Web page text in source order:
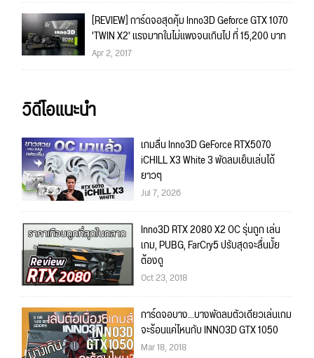
[REVIEW] การ์ดจอสุดคุ้ม Inno3D Geforce GTX 1070
'TWIN X2' แรงมากในไม่แพงจนเกินไป ที่ 15,200 บาท
Apr 2, 2017
วิดีโอแนะนำ
เกมลื่น Inno3D GeForce RTX5070
iCHILL X3 White 3 พัดลมเย็นเล่นได้
ยาวๆ
Jul 7, 2026
Inno3D RTX 2080 X2 OC รุ่นถูก เล่น
เกม, PUBG, FarCry5 ปรับสุดจะลื่นมั้ย
ต้องดู
Oct 23, 2018
การ์ดจอบาง...บางพัดลมตัวเดียวเล่นเกม
จะร้อนแค่ไหนกับ INNO3D GTX 1050
Mar 18, 2018